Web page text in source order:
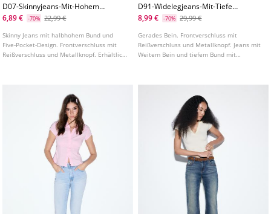
D07-Skinnyjeans-Mit-Hohem-
Bund
6,89 € -70% 22,99 €
Skinny Jeans mit halbhohem Bund und
Five-Pocket-Design. Frontverschluss mit
Reißverschluss und Metallknopf. Erhältlich
D91-Widelegjeans-Mit-Tiefem-
Bund
8,99 € -70% 29,99 €
Gerades Bein. Frontverschluss mit
Reißverschluss und Metallknopf. Jeans mit
Weitem Bein und tiefem Bund mit
verschiedenen Farben erhältlich.